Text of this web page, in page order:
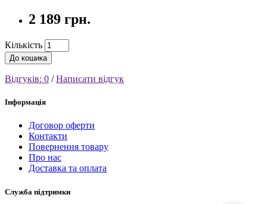
2 189 грн.
Кількість
До кошика
Відгуків: 0 /Написати відгук
Інформація
Договор оферти
Контакти
Повернення товару
Про нас
Доставка та оплата
Служба підтримки